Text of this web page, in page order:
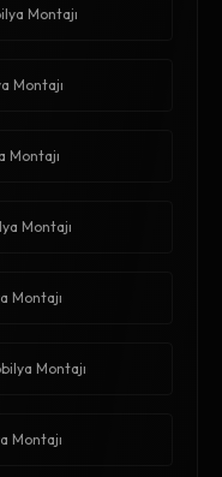
Montajı
Montajı
Montajı
Montajı
Montajı
Montajı
Montajı